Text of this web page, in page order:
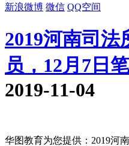
新浪微博 微信 QQ空间
2019河南司法
员，12月7日
2019-11-04
华图教育为您提供：2019河